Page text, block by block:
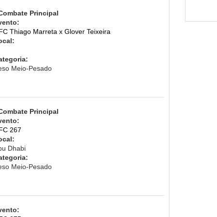
Principal
Thiago Marreta x Glover Teixeira
Meio-Pesado
Principal
267
Dhabi
Meio-Pesado